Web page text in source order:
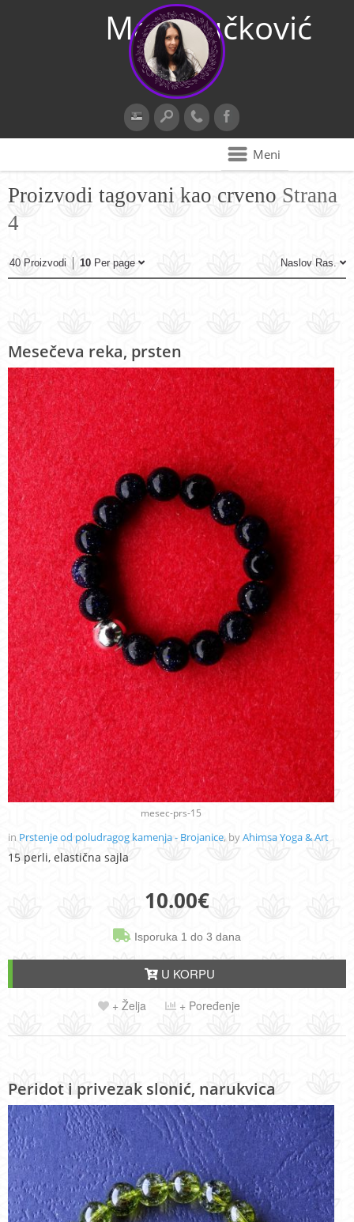
Maja Vučković
Meni
Proizvodi tagovani kao crveno Strana
4
40 Proizvodi 10 Per page Naslov Ras.
Mesečeva reka, prsten
mesec-prs-15
in Prstenje od poludragog kamenja - Brojanice, byAhimsa Yoga & Art
15 perli, elastična sajla
10.00€
Isporuka 1 do 3 dana
U KORPU
+ Želja + Poređenje
Peridot i privezak slonić, narukvica